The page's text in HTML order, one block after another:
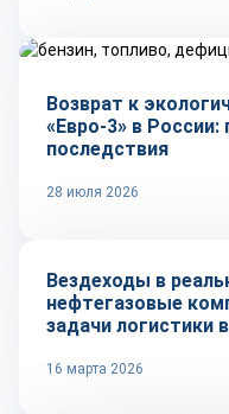
Возврат к
«Евро-3» в России:
последствия
28 июля 2026
Рынок
Вездеходы в
нефтегазовые
задачи логистики
16 марта 2026